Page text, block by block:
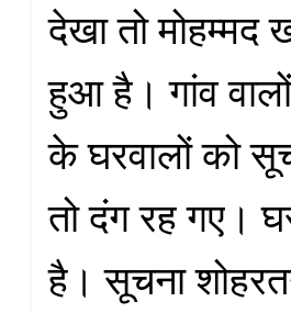
देखा तो
हुआ है। गांव
के घरवालों को
तो दंग रह गए।
है। सूचना